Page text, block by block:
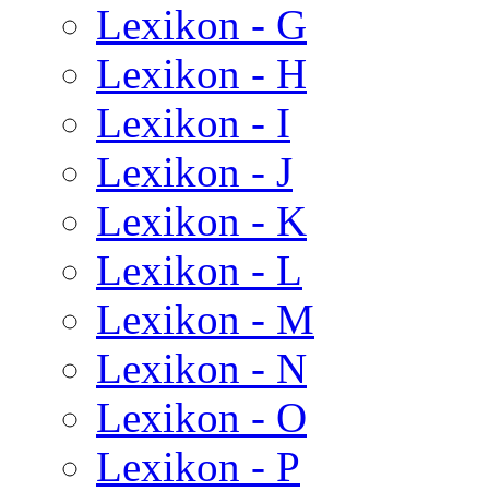
Lexikon - G
Lexikon - H
Lexikon - I
Lexikon - J
Lexikon - K
Lexikon - L
Lexikon - M
Lexikon - N
Lexikon - O
Lexikon - P